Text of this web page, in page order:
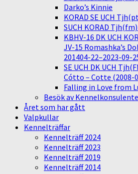
Darko’s Kinnie
KORAD SE UCH
SUCH KORAD
KBHV-16 DK UCH
JV-15 Romashka’s
201404-22–2023-09-
SE UCH DK UCH
Cótto – Cotte (2008-
Falling in Love from
Besök av
Året som har gått
Valpkullar
Kennelträffar
Kennelträff 2024
Kennelträff 2023
Kennelträff 2019
Kennelträff 2014